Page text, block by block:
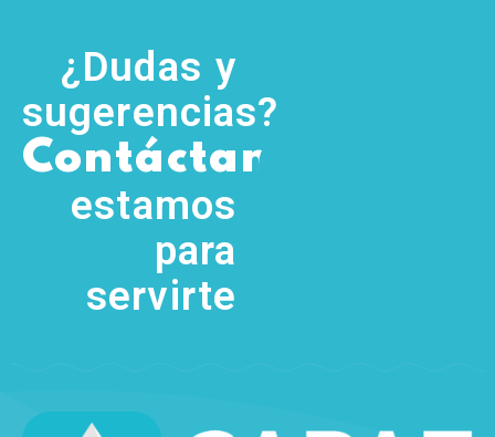
¿Dudas y
sugerencias?
Contáctanos
estamos
para
servirte